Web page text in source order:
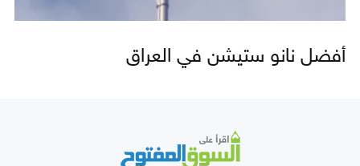
أفضل نانو ستيشن في العراق